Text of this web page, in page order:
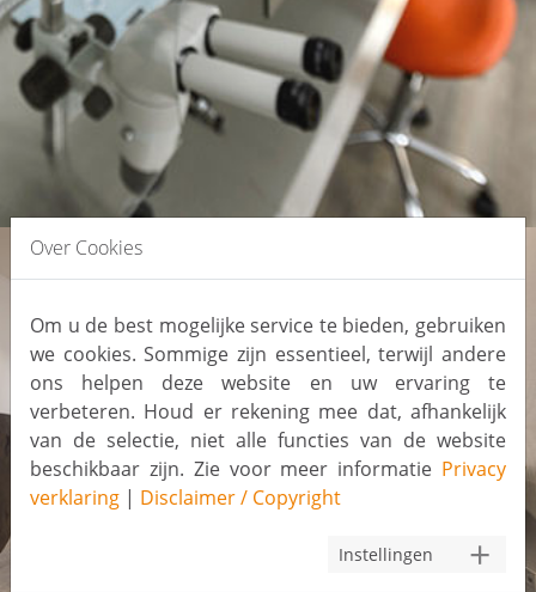
Over Cookies
Om u de best mogelijke service te bieden, gebruiken
we cookies. Sommige zijn essentieel, terwijl andere
ons helpen deze website en uw ervaring te
verbeteren. Houd er rekening mee dat, afhankelijk
van de selectie, niet alle functies van de website
beschikbaar zijn. Zie voor meer informatie Privacy
verklaring | Disclaimer / Copyright
Instellingen